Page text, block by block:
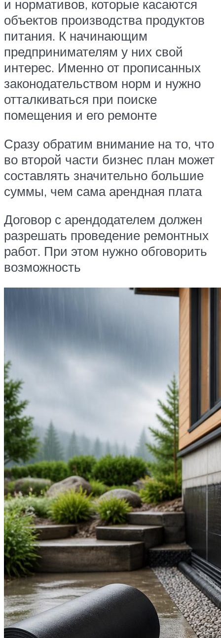
и нормативов, которые касаются
объектов производства продуктов
питания. К начинающим
предпринимателям у них свой
интерес. Именно от прописанных
законодательством норм и нужно
отталкиваться при поиске
помещения и его ремонте
Сразу обратим внимание на то, что
во второй части бизнес план может
составлять значительно большие
суммы, чем сама арендная плата
Договор с арендодателем должен
разрешать проведение ремонтных
работ. При этом нужно обговорить
возможность